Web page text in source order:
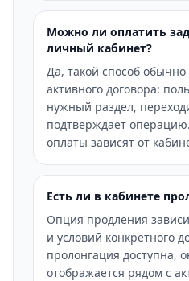
Можно ли оплатить
личный кабинет?
Да, такой способ обычно
активного договора:
нужный раздел,
подтверждает
оплаты зависят от
Есть ли в кабинете
Опция продления
и условий конкретного
пролонгация доступна,
отображается рядом с